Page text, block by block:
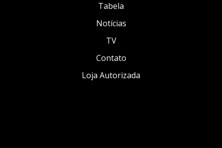
Tabela
Notícias
TV
Contato
Loja Autorizada